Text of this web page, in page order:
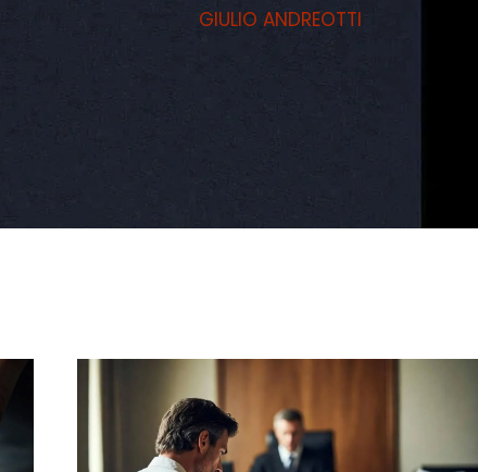
GIULIO ANDREOTTI